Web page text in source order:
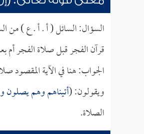
السؤال: السائل ( أ . أ . ع ) من
قرآن الفجر قبل صلاة الفجر أم
الجواب: هنا في الآية المقصود
ويقولون: (أتيناهم وهم يصلون
الصلاة.